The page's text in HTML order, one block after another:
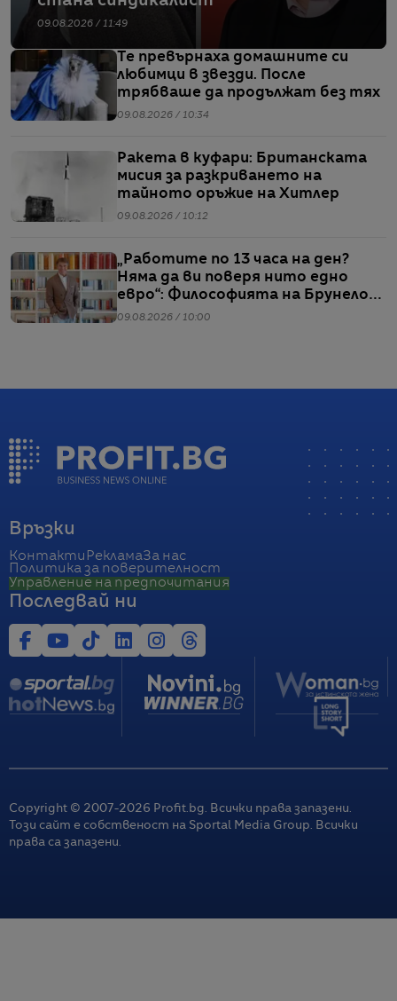
09.08.2026 / 11:49
Те превърнаха домашните си
любимци в звезди. После
трябваше да продължат без тях
09.08.2026 / 10:34
Ракета в куфари: Британската
мисия за разкриването на
тайното оръжие на Хитлер
09.08.2026 / 10:12
„Работите по 13 часа на ден?
Няма да ви поверя нито едно
евро“: Философията на Брунело
Кучинели за бизнеса и живота
09.08.2026 / 10:00
Връзки
Контакти РекламаЗа нас
Политика за поверителност
Управление на предпочитания
Последвай ни
Copyright © 2007-2026 Profit.bg. Всички права запазени.
Този сайт е собственост на Sportal Media Group. Всички
права са запазени.